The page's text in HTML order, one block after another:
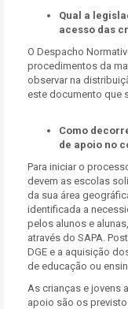
Qual a
acesso das
O Despacho
procedimentos da
observar na
este documento que
Como
de apoio no
Para iniciar o
devem as escolas
da sua área
identificada a
pelos alunos e
através do SAPA.
DGE e a aquisição
de educação ou
As crianças e jovens
apoio são os